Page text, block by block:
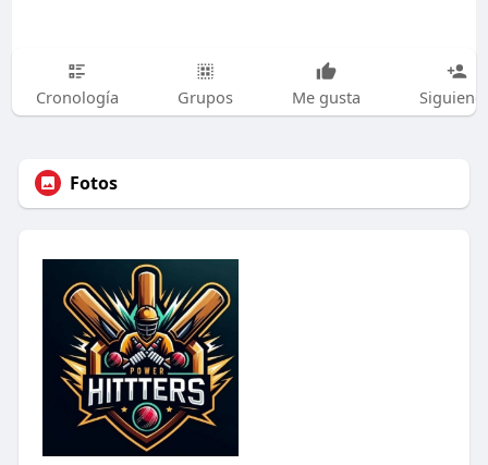
Cronología Grupos Me gusta
Fotos